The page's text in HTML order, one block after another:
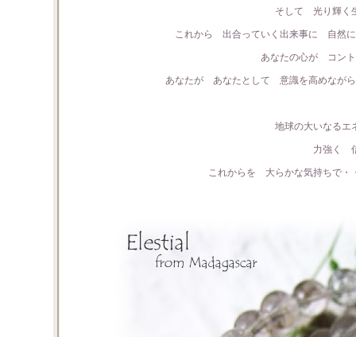
そして 光り輝く
これから 出合っていく出来事に 自然
あなたの心が コント
あなたが あなたとして 意識を高めなが
地球の大いなるエ
力強く
これからを 大らかな気持ちで・